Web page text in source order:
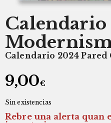
Calendario 2024 Pared
9,00€
Sin existencias
Rebre una alerta